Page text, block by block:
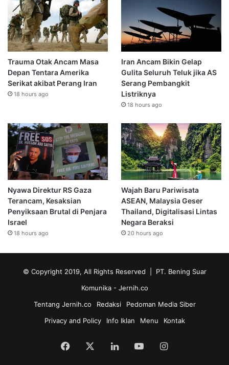
Trauma Otak Ancam Masa
Depan Tentara Amerika
Serikat akibat Perang Iran
18 hours ago
Iran Ancam Bikin Gelap
Gulita Seluruh Teluk jika AS
Serang Pembangkit
Listriknya
18 hours ago
Nyawa Direktur RS Gaza
Terancam, Kesaksian
Penyiksaan Brutal di Penjara
Israel
18 hours ago
Wajah Baru Pariwisata
ASEAN, Malaysia Geser
Thailand, Digitalisasi Lintas
Negara Beraksi
20 hours ago
© Copyright 2019, All Rights Reserved | PT. Bening Suar
Komunika - Jernih.co
Tentang Jernih.co
Redaksi
Pedoman Media Siber
Privacy and Policy
Info Iklan Menu Kontak
Facebook LinkedInYouTubeInstagram